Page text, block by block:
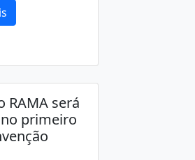
RAMA será
primeiro